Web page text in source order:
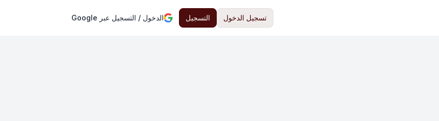
تسجيل الدخول التسجيل الدخول / التسجيل عبر Google